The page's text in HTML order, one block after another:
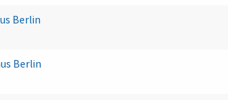
Berlin
Berlin